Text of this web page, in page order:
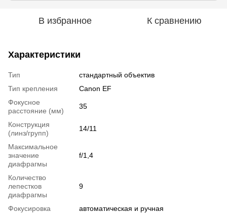
В избранное К сравнению
Характеристики
Тип
стандартный объектив
Тип крепления
Canon EF
Фокусное
расстояние (мм)
35
Конструкция
(линз/групп)
14/11
Максимальное
значение
диафрагмы
f/1,4
Количество
лепестков
диафрагмы
9
Фокусировка
автоматическая и ручная